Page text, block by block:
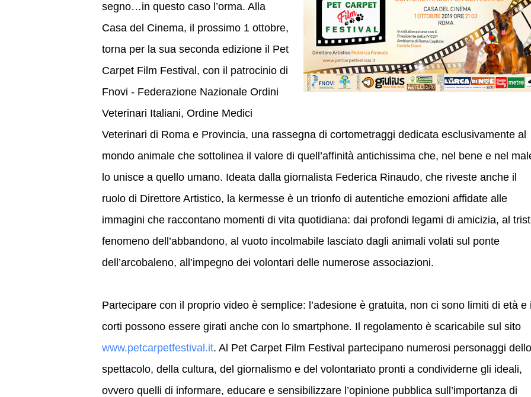
segno…in questo caso l’orma. Alla
Casa del Cinema, il prossimo 1 ottobre,
torna per la sua seconda edizione il Pet
Carpet Film Festival, con il patrocinio di
Fnovi - Federazione Nazionale Ordini
Veterinari Italiani, Ordine Medici
Veterinari di Roma e Provincia, una rassegna di cortometraggi dedicata esclusivamente al
mondo animale che sottolinea il valore di quell’affinità antichissima che, nel bene e nel
lo unisce a quello umano. Ideata dalla giornalista Federica Rinaudo, che riveste anche il
ruolo di Direttore Artistico, la kermesse è un trionfo di autentiche emozioni affidate alle
immagini che raccontano momenti di vita quotidiana: dai profondi legami di amicizia, al
fenomeno dell’abbandono, al vuoto incolmabile lasciato dagli animali volati sul ponte
dell’arcobaleno, all’impegno dei volontari delle numerose associazioni.
Partecipare con il proprio video è semplice: l’adesione è gratuita, non ci sono limiti di età e i
corti possono essere girati anche con lo smartphone. Il regolamento è scaricabile sul sito
www.petcarpetfestival.it. Al Pet Carpet Film Festival partecipano numerosi personaggi dello
spettacolo, della cultura, del giornalismo e del volontariato pronti a condividerne gli ideali,
ovvero quelli di informare, educare e sensibilizzare l’opinione pubblica sull’importanza di